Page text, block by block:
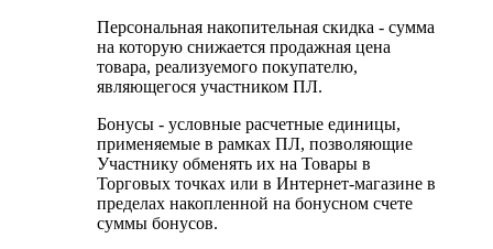
Персональная накопительная скидка - сумма
на которую снижается продажная цена
товара, реализуемого покупателю,
являющегося участником ПЛ.
Бонусы - условные расчетные единицы,
применяемые в рамках ПЛ, позволяющие
Участнику обменять их на Товары в
Торговых точках или в Интернет-магазине в
пределах накопленной на бонусном счете
суммы бонусов.